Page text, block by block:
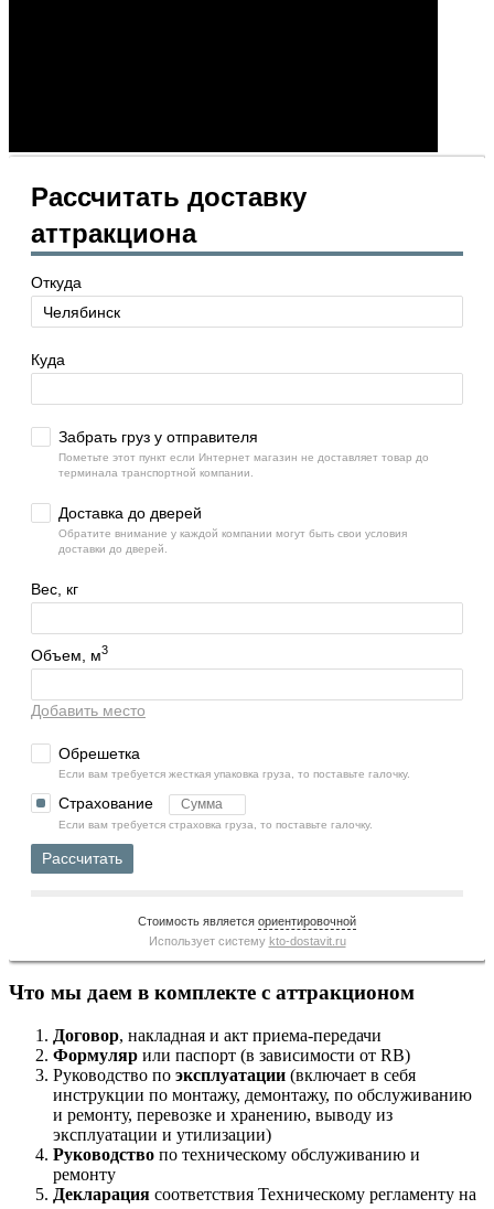
Рассчитать доставку
аттракциона
Откуда
Куда
Забрать груз у отправителя
Пометьте этот пункт если Интернет магазин не доставляет товар до
терминала транспортной компании.
Доставка до дверей
Обратите внимание у каждой компании могут быть свои условия
доставки до дверей.
Вес, кг
Объем, м3
Добавить место
Обрешетка
Если вам требуется жесткая упаковка груза, то поставьте галочку.
Страхование
Если вам требуется страховка груза, то поставьте галочку.
Рассчитать
Стоимость является ориентировочной
Использует систему kto-dostavit.ru
Что мы даем в комплекте с аттракционом
Договор, накладная и акт приема-передачи
Формуляр или паспорт (в зависимости от RB)
Руководство по эксплуатации (включает в себя
инструкции по монтажу, демонтажу, по обслуживанию
и ремонту, перевозке и хранению, выводу из
эксплуатации и утилизации)
Руководство по техническому обслуживанию и
ремонту
Декларация соответствия Техническому регламенту на